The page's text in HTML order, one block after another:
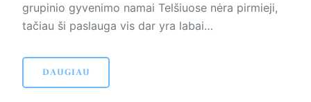
grupinio gyvenimo namai Telšiuose nėra pirmieji,
tačiau ši paslauga vis dar yra labai…
DAUGIAU